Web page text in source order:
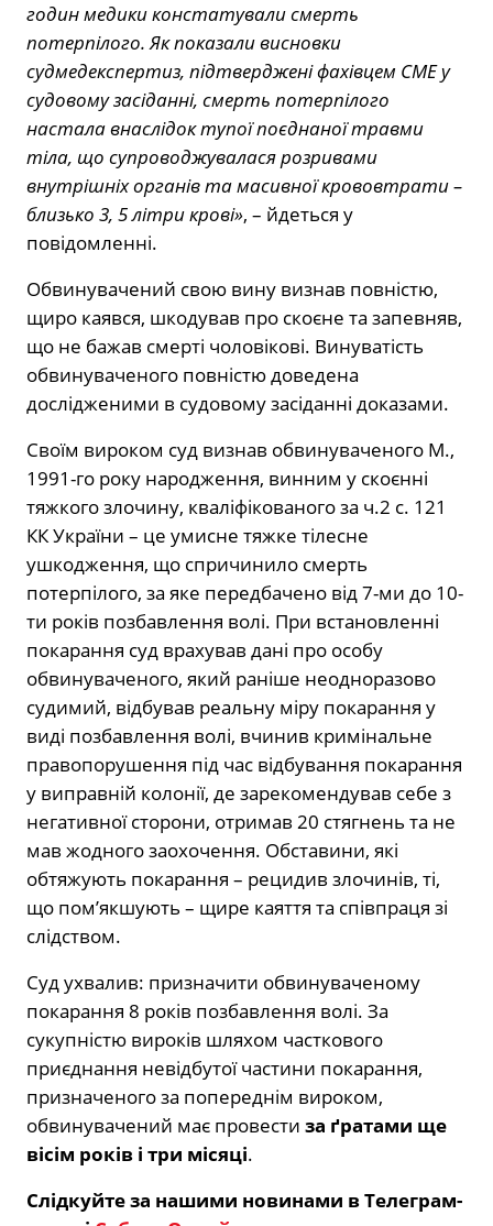
годин медики констатували смерть
потерпілого. Як показали висновки
судмедекспертиз, підтверджені фахівцем СМЕ у
судовому засіданні, смерть потерпілого
настала внаслідок тупої поєднаної травми
тіла, що супроводжувалася розривами
внутрішніх органів та масивної крововтрати –
близько 3, 5 літри крові», – йдеться у
повідомленні.
Обвинувачений свою вину визнав повністю,
щиро каявся, шкодував про скоєне та запевняв,
що не бажав смерті чоловікові. Винуватість
обвинуваченого повністю доведена
дослідженими в судовому засіданні доказами.
Своїм вироком суд визнав обвинуваченого М.,
1991-го року народження, винним у скоєнні
тяжкого злочину, кваліфікованого за ч.2 с. 121
КК України – це умисне тяжке тілесне
ушкодження, що спричинило смерть
потерпілого, за яке передбачено від 7-ми до 10-
ти років позбавлення волі. При встановленні
покарання суд врахував дані про особу
обвинуваченого, який раніше неодноразово
судимий, відбував реальну міру покарання у
виді позбавлення волі, вчинив кримінальне
правопорушення під час відбування покарання
у виправній колонії, де зарекомендував себе з
негативної сторони, отримав 20 стягнень та не
мав жодного заохочення. Обставини, які
обтяжують покарання – рецидив злочинів, ті,
що пом’якшують – щире каяття та співпраця зі
слідством.
Суд ухвалив: призначити обвинуваченому
покарання 8 років позбавлення волі. За
сукупністю вироків шляхом часткового
приєднання невідбутої частини покарання,
призначеного за попереднім вироком,
обвинувачений має провести за ґратами ще
вісім років і три місяці.
Слідкуйте за нашими новинами в Телеграм-